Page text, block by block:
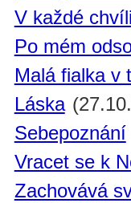
V každé chvíli
Po mém
Malá fialka v
Láska
Sebepoznání
Vracet se k
Zachovává